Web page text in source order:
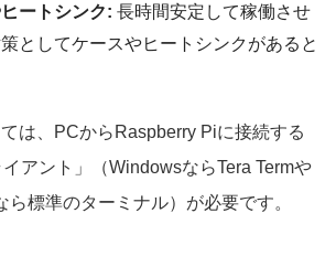
ートシンク: 長時間安定して稼働させ
としてケースやヒートシンクがあると
は、PCからRaspberry Piに接続する
アント」（WindowsならTera Termや
ら標準のターミナル）が必要です。